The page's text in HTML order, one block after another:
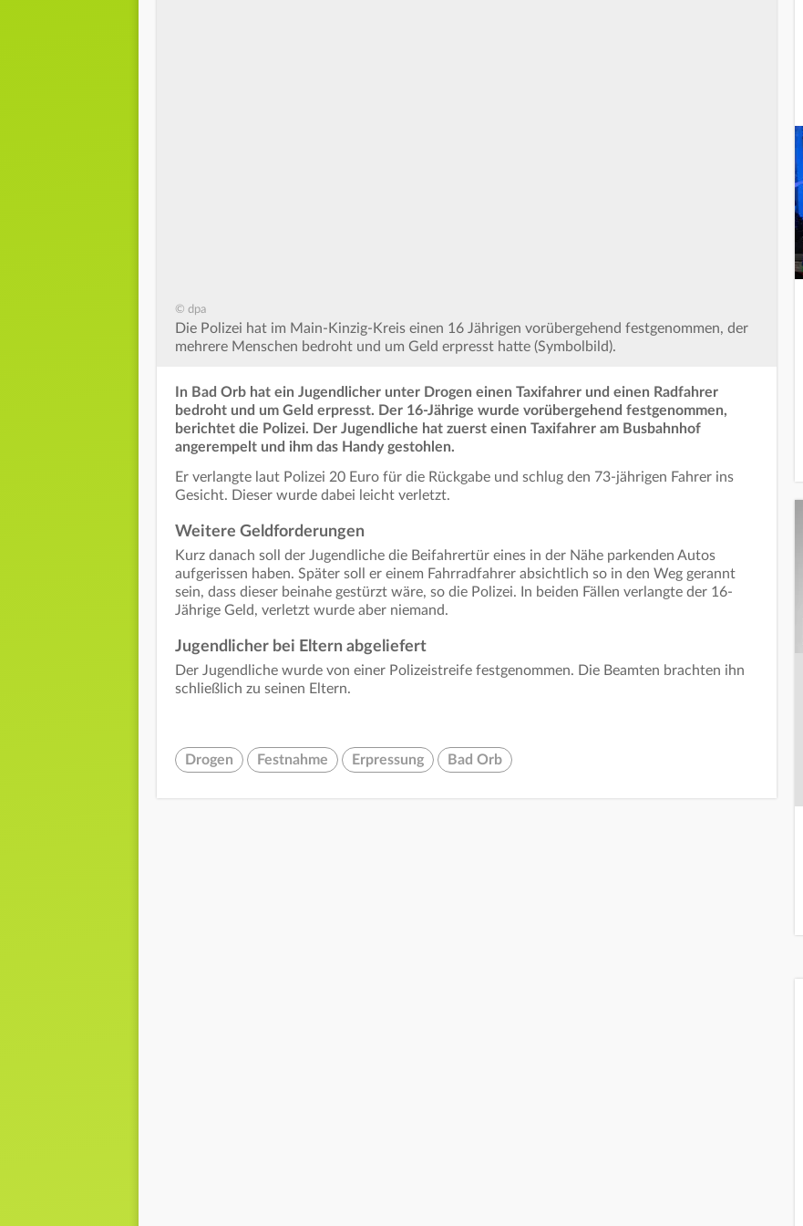
© dpa
Die Polizei hat im Main-Kinzig-Kreis einen 16 Jährigen vorübergehend festgenommen, der
mehrere Menschen bedroht und um Geld erpresst hatte (Symbolbild).
In Bad Orb hat ein Jugendlicher unter Drogen einen Taxifahrer und einen Radfahrer
bedroht und um Geld erpresst. Der 16-Jährige wurde vorübergehend festgenommen,
berichtet die Polizei. Der Jugendliche hat zuerst einen Taxifahrer am Busbahnhof
angerempelt und ihm das Handy gestohlen.
Er verlangte laut Polizei 20 Euro für die Rückgabe und schlug den 73-jährigen Fahrer ins
Gesicht. Dieser wurde dabei leicht verletzt.
Weitere Geldforderungen
Kurz danach soll der Jugendliche die Beifahrertür eines in der Nähe parkenden Autos
aufgerissen haben. Später soll er einem Fahrradfahrer absichtlich so in den Weg gerannt
sein, dass dieser beinahe gestürzt wäre, so die Polizei. In beiden Fällen verlangte der 16-
Jährige Geld, verletzt wurde aber niemand.
Jugendlicher bei Eltern abgeliefert
Der Jugendliche wurde von einer Polizeistreife festgenommen. Die Beamten brachten ihn
schließlich zu seinen Eltern.
Drogen Festnahme Erpressung Bad Orb